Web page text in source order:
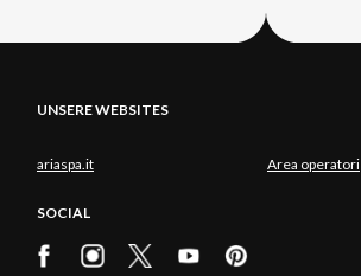
UNSERE WEBSITES
ariaspa.it Area operatori
SOCIAL